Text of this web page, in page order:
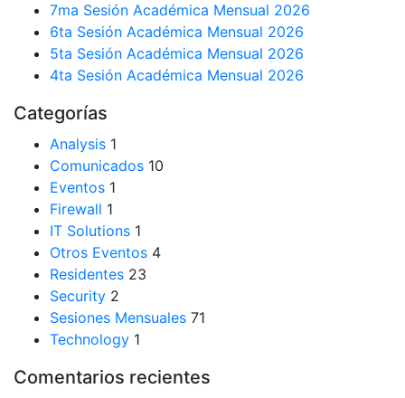
7ma Sesión Académica Mensual 2026
6ta Sesión Académica Mensual 2026
5ta Sesión Académica Mensual 2026
4ta Sesión Académica Mensual 2026
Categorías
Analysis 1
Comunicados 10
Eventos 1
Firewall 1
IT Solutions 1
Otros Eventos 4
Residentes 23
Security 2
Sesiones Mensuales 71
Technology 1
Comentarios recientes